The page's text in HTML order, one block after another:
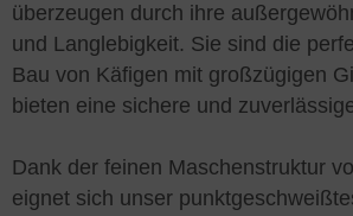
überzeugen durch ihre
und Langlebigkeit. Sie sind die
Bau von Käfigen mit großzügigen
bieten eine sichere und
Dank der feinen Maschenstruktur
eignet sich unser